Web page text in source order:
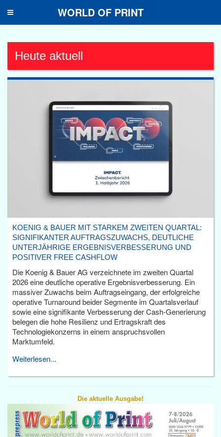
Toggle
WORLD OF PRINT
Heute aktuell
KOENIG & BAUER MIT STARKEM ZWEITEN QUARTAL:
SIGNIFIKANTER AUFTRAGSZUWACHS, DEUTLICHE
UNTERJÄHRIGE ERGEBNISVERBESSERUNG UND
POSITIVER FREE CASHFLOW
Die Koenig & Bauer AG verzeichnete im zweiten Quartal
2026 eine deutliche operative Ergebnisverbesserung. Ein
massiver Zuwachs beim Auftragseingang, der erfolgreiche
operative Turnaround beider Segmente im Quartalsverlauf
sowie eine signifikante Verbesserung der Cash-Generierung
belegen die hohe Resilienz und Ertragskraft des
Technologiekonzerns in einem anspruchsvollen
Marktumfeld.
Weiterlesen...
Die aktuelle Ausgabe!